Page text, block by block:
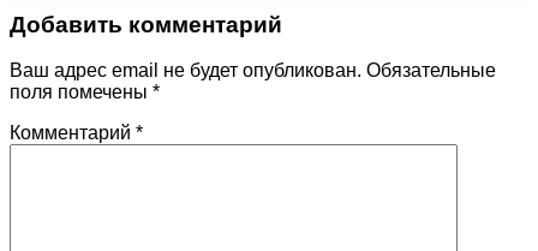
Добавить комментарий
Ваш адрес email не будет опубликован. Обязательные
поля помечены *
Комментарий *